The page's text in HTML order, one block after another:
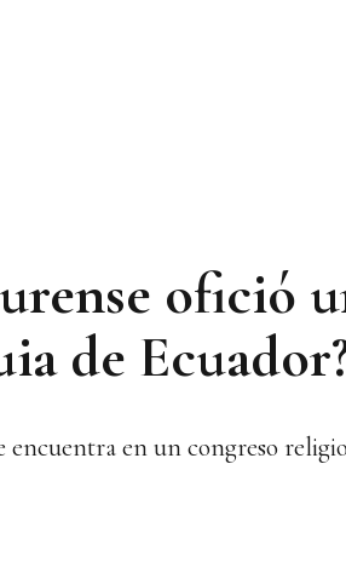
ofició
de
encuentra en un congreso